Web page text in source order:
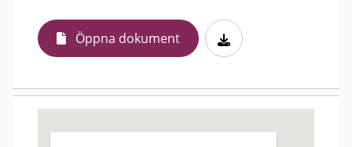
Öppna dokument